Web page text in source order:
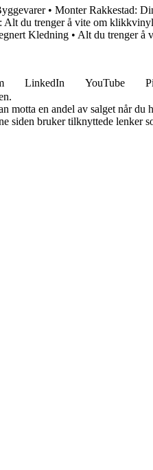
• Monter Rakkestad:
Alt du trenger å vite om
Kledning • Alt du trenger å
LinkedIn YouTube
en andel av salget når du
siden bruker tilknyttede lenker